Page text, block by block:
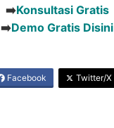
➡️Konsultasi Gratis
➡️Demo Gratis Disini
Facebook Twitter/X